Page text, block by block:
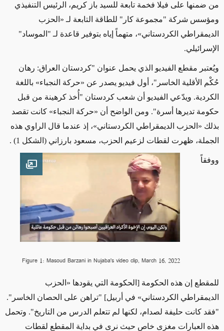
من ضمنها على فيلا فخمة تابعة للسيد باز كريم، الرئيس التنفيذي
ومؤسس شركة "مجموعة كار" للطاقة التابعة لـ «الحزب
الديمقراطي الكردستاني»، متهماً إياه بتوفير قاعدة لـ "الموساد"
الإسرائيلي.
ويُعتبر مقطع الفيديو الذي يحمل عنوان "كردستان العراق: رهان
حُكْم الأقلية الخاسر"، أول فيديو يصدر عن «حركة النجباء» باللغة
الكردية. ويدّعي الفيديو أن شعب كردستان " أُخذ كرهينة من قبل
حكومة تديرها أسرة". ومن الواضح أن «حركة النجباء» كانت تقصد
بذلك «الحزب الديمقراطي الكردستاني»، إذ عندما قال الراوي هذه
الجملة، ظهرت لقطات لزعيم الحزب، مسعود بارزاني (الشكل 1) .
image
Figure 1: Masoud Barzani in Nujaba's video clip, March 16, 2022
ووفقاً
للمقطع إن هذه الحكومة [الحكومة التي يقودها «الحزب
الديمقراطي الكردستاني» في أربيل] "تراهن على الحصان الخاسر".
"فقد كانت حليفة لصدام، لكنها لم تتعلم الدرس من التاريخ". وتحمل
هذه العبارات مغزى خاص حيث نرى في بداية المقطع لقطات